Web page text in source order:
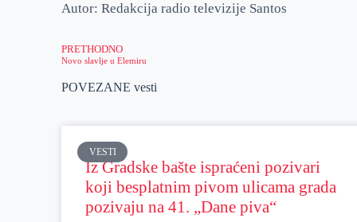
Autor: Redakcija radio televizije Santos
PRETHODNO
Novo slavlje u Elemiru
POVEZANE vesti
VESTI
Iz Gradske bašte ispraćeni pozivari
koji besplatnim pivom ulicama grada
pozivaju na 41. „Dane piva“